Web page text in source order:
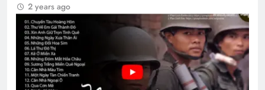
Ngày này Năm Ấy 29-12-1972
CTBCTY Tập IV chương 42
2 years ago